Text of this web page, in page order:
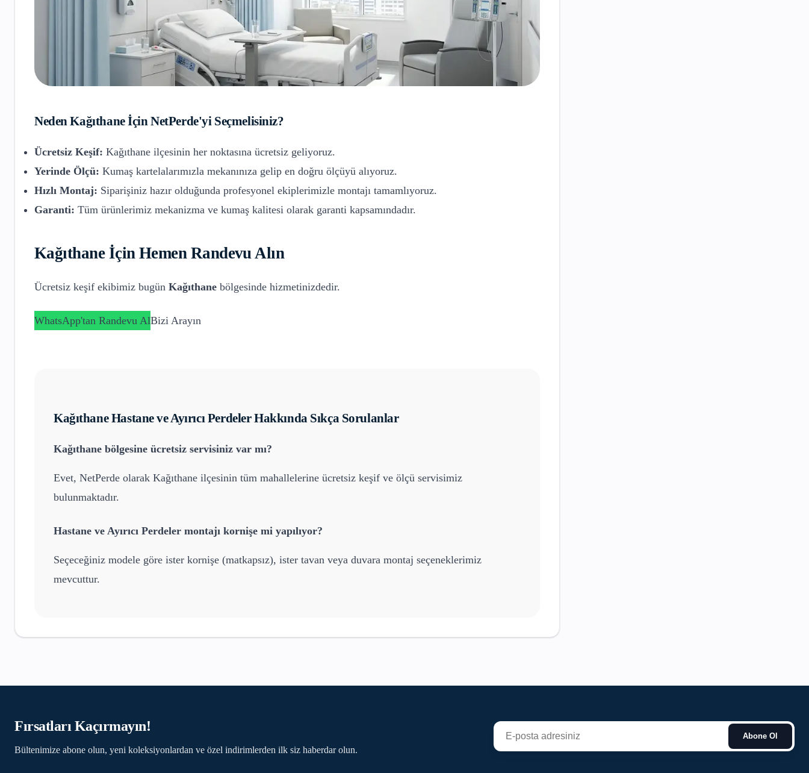
NedenKağıthaneİçin NetPerde'yi Seçmelisiniz?
Ücretsiz Keşif: Kağıthane ilçesinin her noktasına ücretsiz geliyoruz.
Yerinde Ölçü: Kumaş kartelalarımızla mekanınıza gelip en doğru ölçüyü alıyoruz.
Hızlı Montaj: Siparişiniz hazır olduğunda profesyonel ekiplerimizle montajı tamamlıyoruz.
Garanti: Tüm ürünlerimiz mekanizma ve kumaş kalitesi olarak garanti kapsamındadır.
Kağıthaneİçin Hemen Randevu Alın
Ücretsiz keşif ekibimiz bugün Kağıthane bölgesinde hizmetinizdedir.
WhatsApp'tan Randevu AlBizi Arayın
KağıthaneHastane ve Ayırıcı PerdelerHakkında Sıkça Sorulanlar
Kağıthane bölgesine ücretsiz servisiniz var mı?
Evet, NetPerde olarak Kağıthane ilçesinin tüm mahallelerine ücretsiz keşif ve ölçü servisimiz
bulunmaktadır.
Hastane ve Ayırıcı Perdeler montajı kornişe mi yapılıyor?
Seçeceğiniz modele göre ister kornişe (matkapsız), ister tavan veya duvara montaj seçeneklerimiz
mevcuttur.
Fırsatları Kaçırmayın!
Bültenimize abone olun, yeni koleksiyonlardan ve özel indirimlerden ilk siz haberdar olun.
Abone Ol